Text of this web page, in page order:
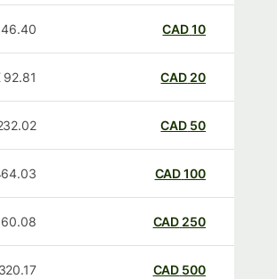
CAD
46.40
20
CAD
92.81
50
CAD
232.02
100
CAD
464.03
250
CAD
1,160.08
500
CAD
2,320.17